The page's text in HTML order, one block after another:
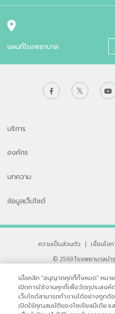
แผนที่โรงพยาบาล
บริการ
องค์กร
บทความ
ข้อมูลเว็ปไซต์
ความเป็นส่วนตัว | เงื่อนไขก
© 2569 โรงพยาบาลบำ
33 สุขุมวิท ซอย 3 เขตวัฒนา กรุ
หากท่านมีข้อคิดเห็นหรือปัญหา
เมื่อคลิก “อนุญาตคุกกี้ทั้งหมด” หมา
เปิดการใช้งานคุกกี้เพื่อวัตถุประสง
เว็บไซต์สามารถทำงานได้อย่างถูกต้
เปิดใช้คุณสมบัติของโซเชียลมีเดีย แล